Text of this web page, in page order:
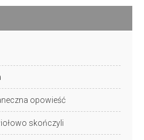
opowieść
skończyli